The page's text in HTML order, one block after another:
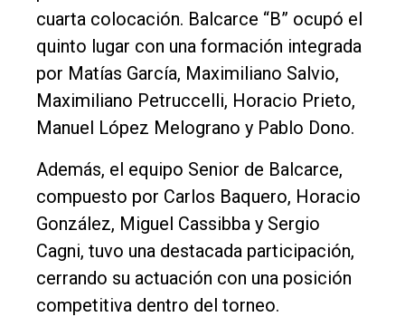
cuarta colocación. Balcarce “B” ocupó el
quinto lugar con una formación integrada
por Matías García, Maximiliano Salvio,
Maximiliano Petruccelli, Horacio Prieto,
Manuel López Melograno y Pablo Dono.
Además, el equipo Senior de Balcarce,
compuesto por Carlos Baquero, Horacio
González, Miguel Cassibba y Sergio
Cagni, tuvo una destacada participación,
cerrando su actuación con una posición
competitiva dentro del torneo.